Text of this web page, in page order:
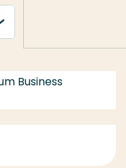
Business